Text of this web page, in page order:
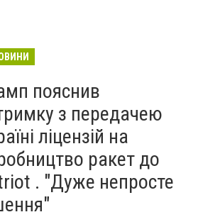
пояснив
з передачею
ліцензій на
ракет до
. "Дуже непросте